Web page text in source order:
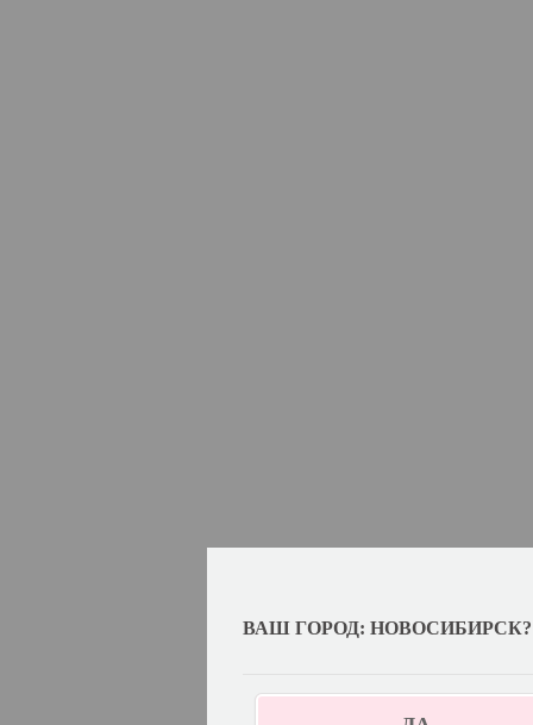
ВАШ ГОРОД: НОВОСИБИРСК?